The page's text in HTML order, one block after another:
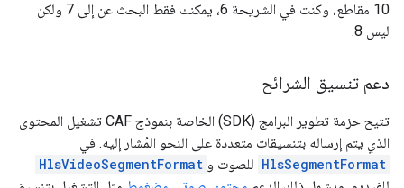
10 مقاطع، وكنت في الشريحة 6، يمكنك فقط البحث عن إلى 7 ولكن
ليس 8.
دعم تنسيق الشرائح
تتيح حزمة تطوير البرامج (SDK) الخاصة بنموذج CAF تشغيل المحتوى
الذي يتم إرساله بتنسيقات متعددة على النحو المُشار إليه. في
HlsSegmentFormat للصوت و HlsVideoSegmentFormat